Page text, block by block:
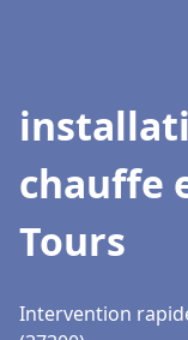
chauffe
Tours
Intervention